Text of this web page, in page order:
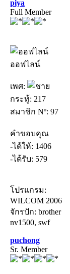
piya
Full Member
ออฟไลน์
เพศ:
กระทู้: 217
สมาชิก Nº: 97
คำขอบคุณ
-ได้ให้: 1406
-ได้รับ: 579
โปรแกรม:
WILCOM 2006
จักรปัก: brother
nv1500, swf
puchong
Sr. Member